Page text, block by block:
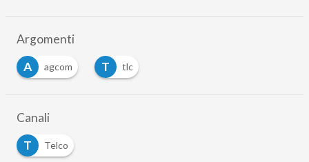
Argomenti
A
agcom T tlc
Canali
T
Telco